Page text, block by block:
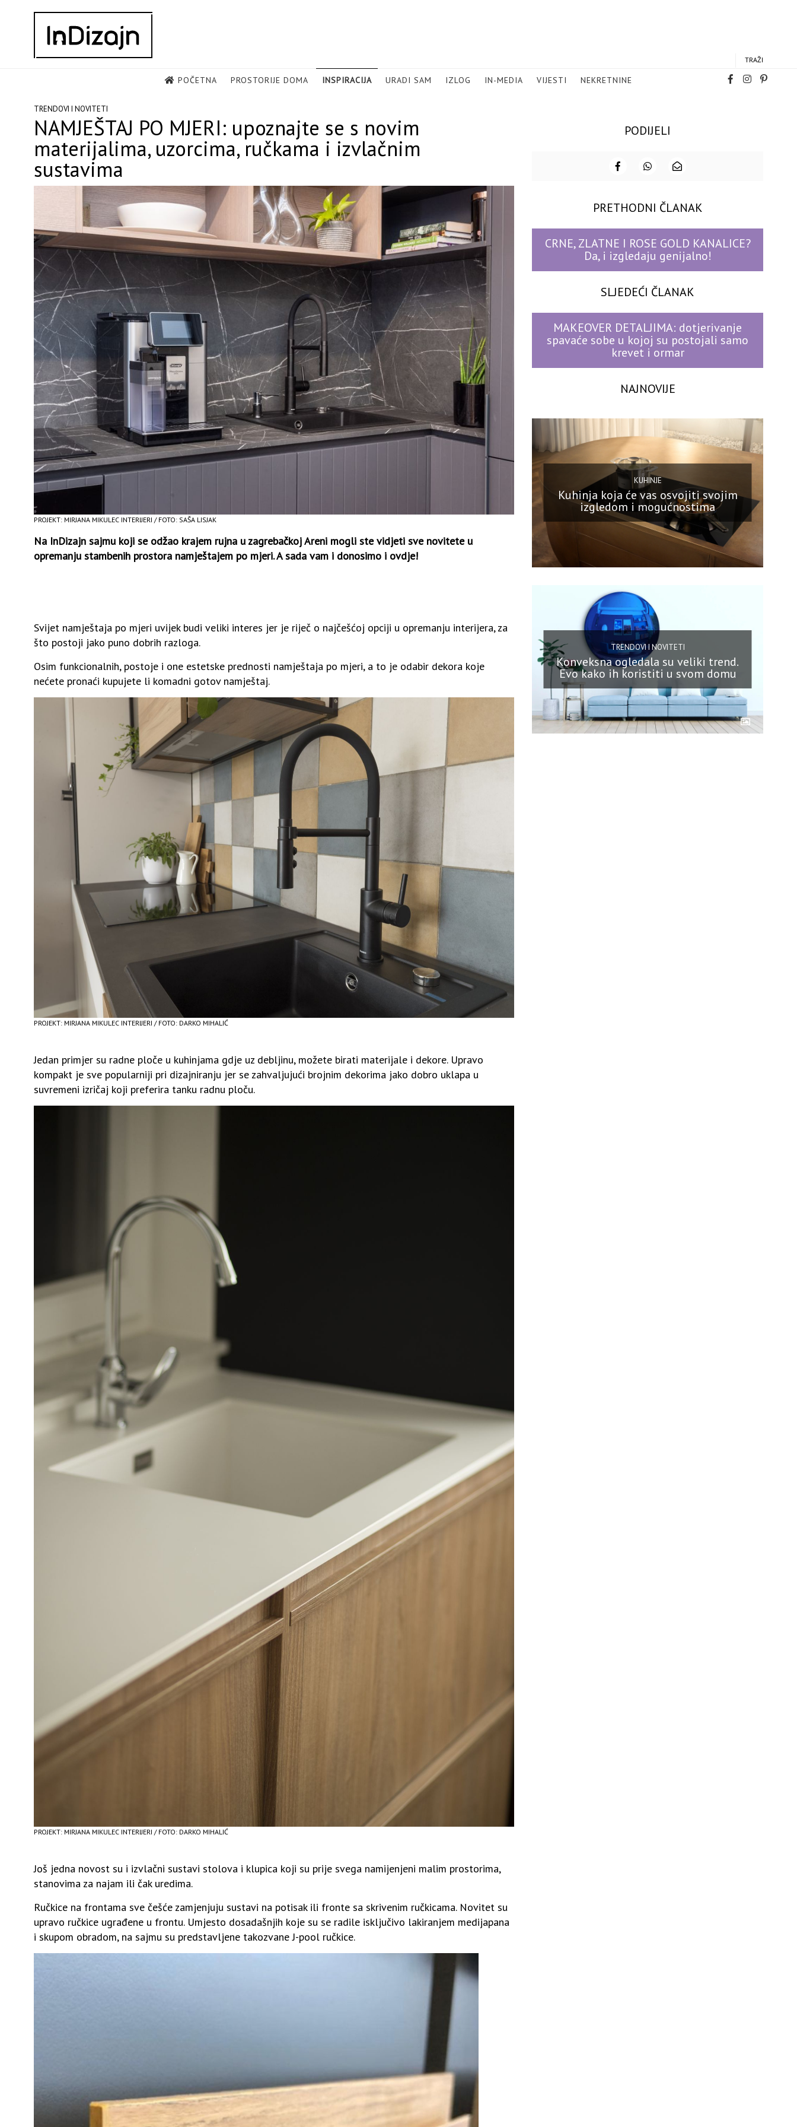
TRAŽI
POČETNA PROSTORIJE DOMA INSPIRACIJA URADI SAM IZLOG IN-MEDIA VIJESTI NEKRETNINE
TRENDOVI I NOVITETI
NAMJEŠTAJ PO MJERI: upoznajte se s novim
materijalima, uzorcima, ručkama i izvlačnim
sustavima
PROJEKT: MIRJANA MIKULEC INTERIJERI / FOTO: SAŠA LISJAK
Na InDizajn sajmu koji se odžao krajem rujna u zagrebačkoj Areni mogli ste vidjeti sve novitete u
opremanju stambenih prostora namještajem po mjeri. A sada vam i donosimo i ovdje!
Svijet namještaja po mjeri uvijek budi veliki interes jer je riječ o najčešćoj opciji u opremanju interijera, za
što postoji jako puno dobrih razloga.
Osim funkcionalnih, postoje i one estetske prednosti namještaja po mjeri, a to je odabir dekora koje
nećete pronaći kupujete li komadni gotov namještaj.
PROJEKT: MIRJANA MIKULEC INTERIJERI / FOTO: DARKO MIHALIĆ
Jedan primjer su radne ploče u kuhinjama gdje uz debljinu, možete birati materijale i dekore. Upravo
kompakt je sve popularniji pri dizajniranju jer se zahvaljujući brojnim dekorima jako dobro uklapa u
suvremeni izričaj koji preferira tanku radnu ploču.
PROJEKT: MIRJANA MIKULEC INTERIJERI / FOTO: DARKO MIHALIĆ
Još jedna novost su i izvlačni sustavi stolova i klupica koji su prije svega namijenjeni malim prostorima,
stanovima za najam ili čak uredima.
Ručkice na frontama sve češće zamjenjuju sustavi na potisak ili fronte sa skrivenim ručkicama. Novitet su
upravo ručkice ugrađene u frontu. Umjesto dosadašnjih koje su se radile isključivo lakiranjem medijapana
i skupom obradom, na sajmu su predstavljene takozvane J-pool ručkice.
PODIJELI
PRETHODNI ČLANAK
CRNE, ZLATNE I ROSE GOLD KANALICE?
Da, i izgledaju genijalno!
SLJEDEĆI ČLANAK
MAKEOVER DETALJIMA: dotjerivanje
spavaće sobe u kojoj su postojali samo
krevet i ormar
NAJNOVIJE
KUHINJE
Kuhinja koja će vas osvojiti svojim
izgledom i mogućnostima
TRENDOVI I NOVITETI
Konveksna ogledala su veliki trend.
Evo kako ih koristiti u svom domu